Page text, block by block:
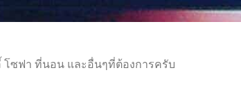
โซฟา ที่นอน และอื่นๆที่ต้องการครับ